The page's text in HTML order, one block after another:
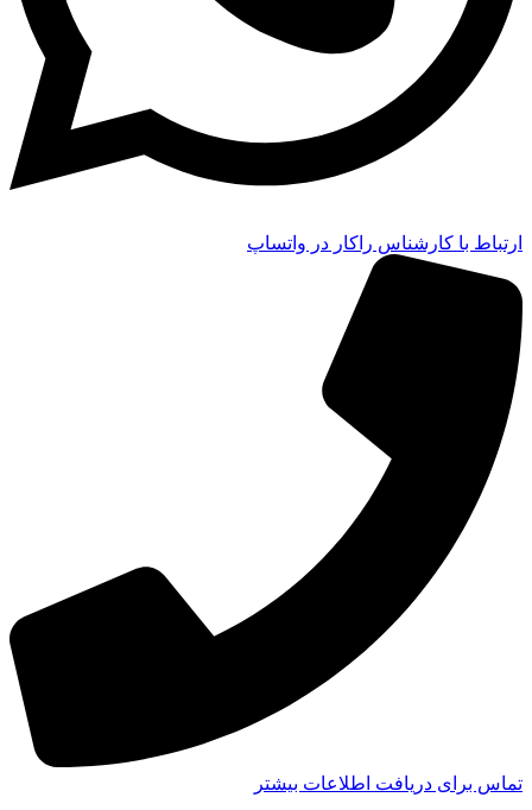
ارتباط با کارشناس راکار در واتساپ
تماس برای دریافت اطلاعات بیشتر